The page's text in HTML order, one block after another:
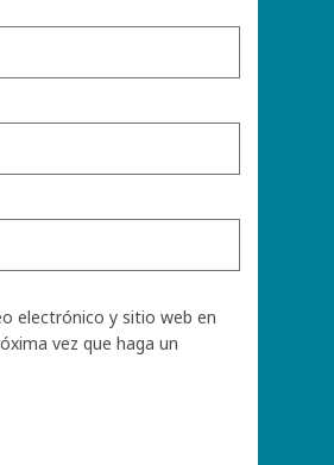
electrónico y sitio web en
vez que haga un